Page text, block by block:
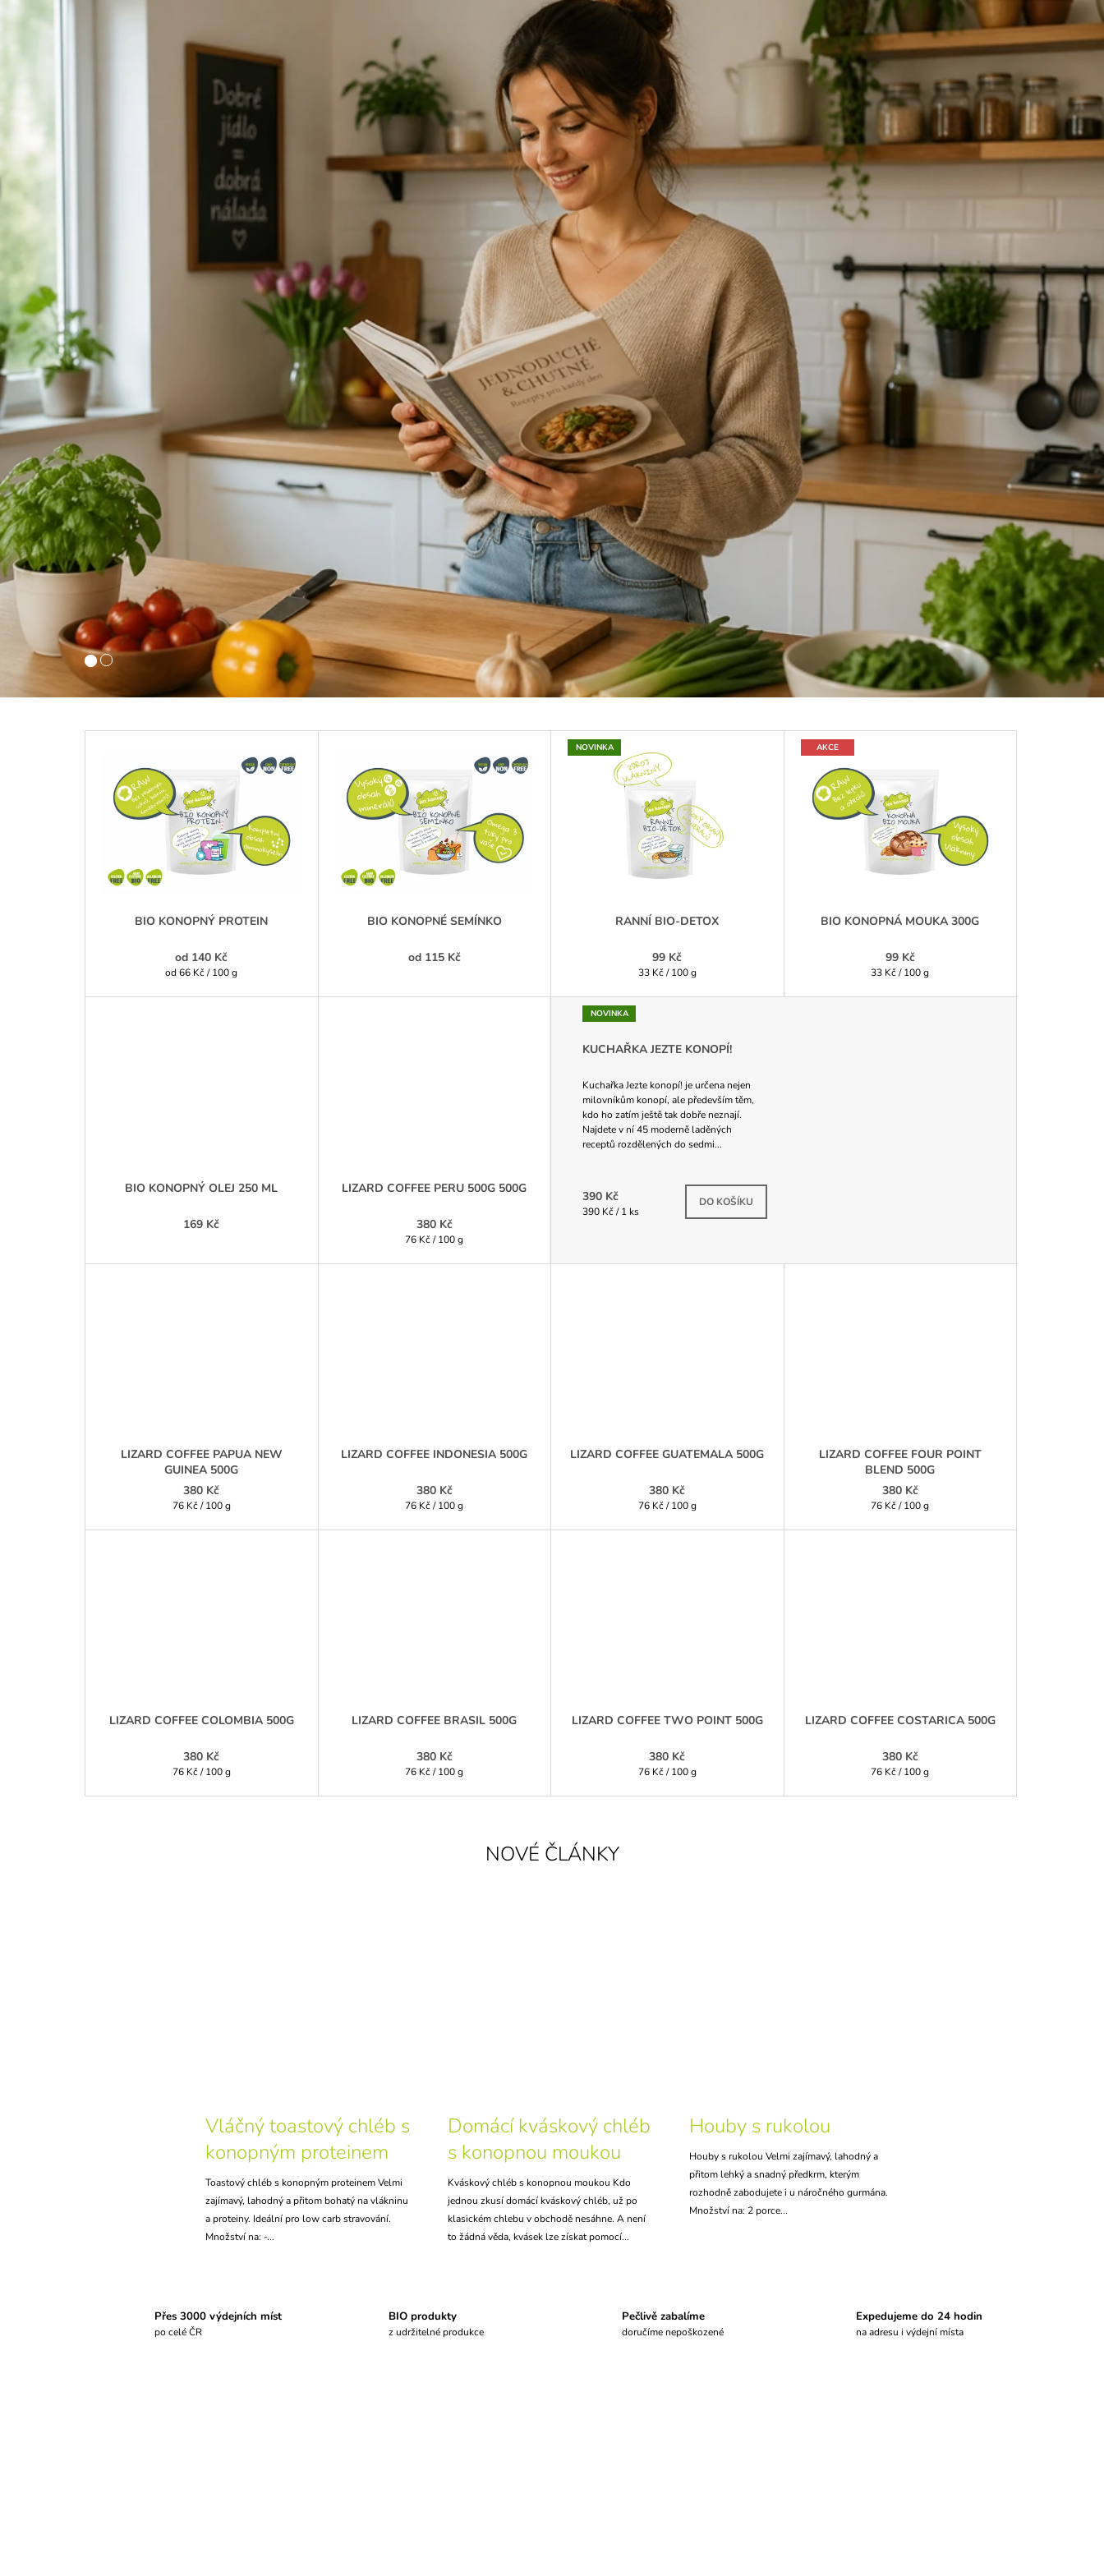
BIO KONOPNÝ PROTEIN
od 140 Kč
Měrná
od 66 Kč / 100 g
BIO KONOPNÉ SEMÍNKO
od 115 Kč
NOVINKA
RANNÍ BIO-DETOX
99 Kč
Měrná
33 Kč / 100 g
AKCE
BIO KONOPNÁ MOUKA 300G
99 Kč
Měrná
33 Kč / 100 g
BIO KONOPNÝ OLEJ 250 ML
169 Kč
LIZARD COFFEE PERU 500G 500G
380 Kč
Měrná
76 Kč / 100 g
NOVINKA
KUCHAŘKA JEZTE KONOPÍ!
Kuchařka Jezte konopí! je určena nejen
milovníkům konopí, ale především těm,
kdo ho zatím ještě tak dobře neznají.
Najdete v ní 45 moderně laděných
receptů rozdělených do sedmi...
390 Kč
Měrná
390 Kč / 1 ks
DO KOŠÍKU
Skladem
LIZARD COFFEE PAPUA NEW
GUINEA 500G
380 Kč
Měrná
76 Kč / 100 g
LIZARD COFFEE INDONESIA 500G
380 Kč
Měrná
76 Kč / 100 g
LIZARD COFFEE GUATEMALA 500G
380 Kč
Měrná
76 Kč / 100 g
LIZARD COFFEE FOUR POINT
BLEND 500G
380 Kč
Měrná
76 Kč / 100 g
LIZARD COFFEE COLOMBIA 500G
380 Kč
Měrná
76 Kč / 100 g
LIZARD COFFEE BRASIL 500G
380 Kč
Měrná
76 Kč / 100 g
LIZARD COFFEE TWO POINT 500G
380 Kč
Měrná
76 Kč / 100 g
LIZARD COFFEE COSTARICA 500G
380 Kč
Měrná
76 Kč / 100 g
NOVÉ ČLÁNKY
Vláčný toastový chléb s
konopným proteinem
Toastový chléb s konopným proteinem Velmi
zajímavý, lahodný a přitom bohatý na vlákninu
a proteiny. Ideální pro low carb stravování.
Množství na: -...
Domácí kváskový chléb
s konopnou moukou
Kváskový chléb s konopnou moukou Kdo
jednou zkusí domácí kváskový chléb, už po
klasickém chlebu v obchodě nesáhne. A není
to žádná věda, kvásek lze získat pomocí...
Houby s rukolou
Houby s rukolou Velmi zajímavý, lahodný a
přitom lehký a snadný předkrm, kterým
rozhodně zabodujete i u náročného gurmána.
Množství na: 2 porce...
Přes 3000 výdejních míst
po celé ČR
BIO produkty
z udržitelné produkce
Pečlivě zabalíme
doručíme nepoškozené
Expedujeme do 24 hodin
na adresu i výdejní místa